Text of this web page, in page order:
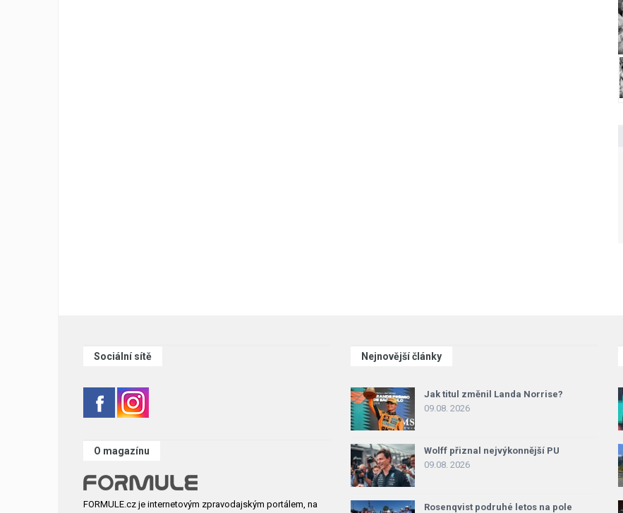
Sociální sítě
O magazínu
FORMULE.cz je internetovým zpravodajským portálem, na
Nejnovější články
Jak titul změnil Landa Norrise?
09.08. 2026
Wolff přiznal nejvýkonnější PU
09.08. 2026
Rosenqvist podruhé letos na pole